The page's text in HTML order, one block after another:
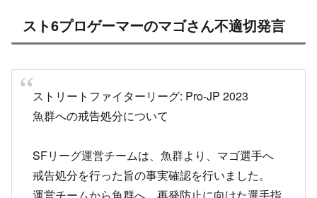
スト6プロゲーマーのマゴさん不適切発言
ストリートファイターリーグ: Pro-JP 2023
魚群への戒告処分について
SFリーグ運営チームは、魚群より、マゴ選手へ
戒告処分を行った旨の事実確認を行いました。
運営チームから魚群へ、再発防止に向けた選手指